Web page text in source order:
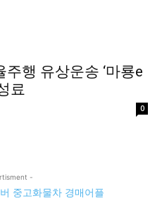
행 유상운송 ‘마룡e
료
0
-